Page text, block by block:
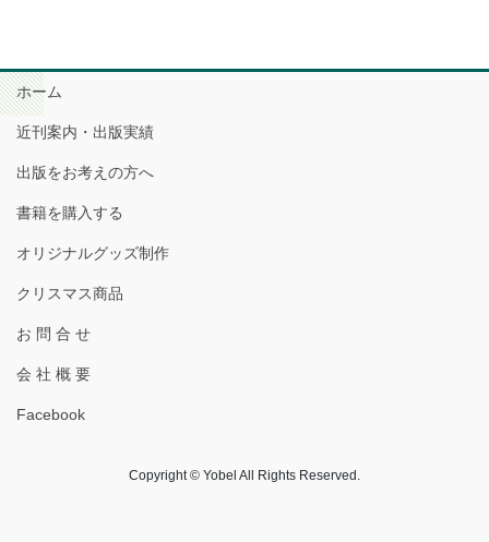
ホーム
近刊案内・出版実績
出版をお考えの方へ
書籍を購入する
オリジナルグッズ制作
クリスマス商品
お 問 合 せ
会 社 概 要
Facebook
Copyright © Yobel All Rights Reserved.